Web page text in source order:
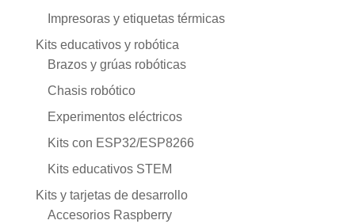
Impresoras y etiquetas térmicas
Kits educativos y robótica
Brazos y grúas robóticas
Chasis robótico
Experimentos eléctricos
Kits con ESP32/ESP8266
Kits educativos STEM
Kits y tarjetas de desarrollo
Accesorios Raspberry